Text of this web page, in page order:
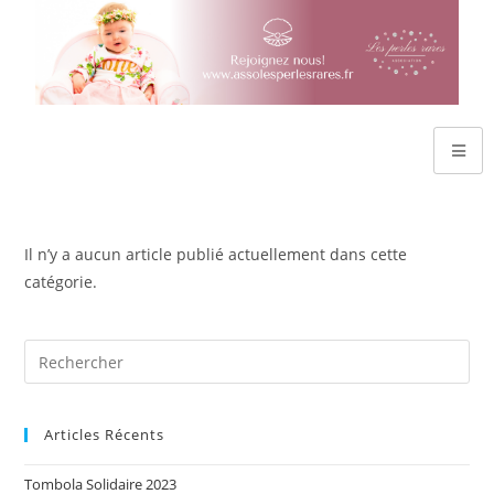
Il n’y a aucun article publié actuellement dans cette
catégorie.
Articles Récents
Tombola Solidaire 2023